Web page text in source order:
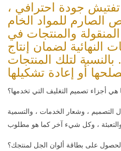
جودة احترافي ،
الصارم للمواد الخام
والمنتجات في
النهائية لضمان إنتاج
لتلك المنتجات
أجزاء تصميم التغليف التي تخدمها؟
، وشعار الخدمات ، والتسمية
على بطاقة ألوان الجل لمنتجك؟